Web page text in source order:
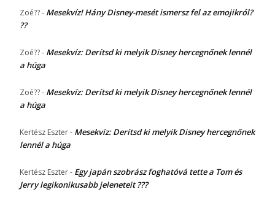
Zoé??- Mesekvíz! Hány Disney-mesét ismersz fel az emojikról?
??
Zoé??- Mesekvíz: Derítsd ki melyik Disney hercegnőnek lennél
a húga
Zoé??- Mesekvíz: Derítsd ki melyik Disney hercegnőnek lennél
a húga
Kertész Eszter- Mesekvíz: Derítsd ki melyik Disney hercegnőnek
lennél a húga
Kertész Eszter- Egy japán szobrász foghatóvá tette a Tom és
Jerry legikonikusabb jeleneteit ???